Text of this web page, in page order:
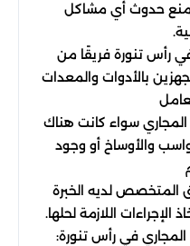
حدوث أي مشاكل
رأس تنورة فريقًا من
بالأدوات والمعدات
سواء كانت هناك
والأوساخ أو وجود
المتخصص لديه الخبرة
اللازمة لحلها.
في رأس تنورة: